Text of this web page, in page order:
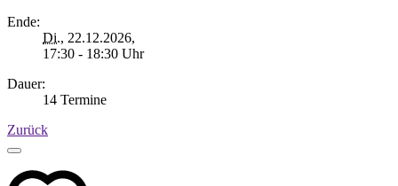
Ende:
Di., 22.12.2026,
17:30 - 18:30 Uhr
Dauer:
14 Termine
Zurück